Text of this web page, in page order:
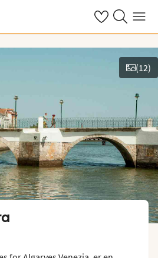
Se dine sparte
Søk påMeny
(12)